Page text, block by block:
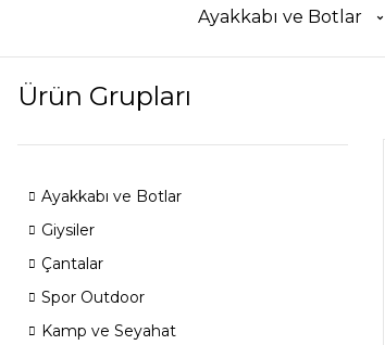
Ayakkabı ve Botlar
Ürün Grupları
Ayakkabı ve Botlar
Giysiler
Çantalar
Spor Outdoor
Kamp ve Seyahat